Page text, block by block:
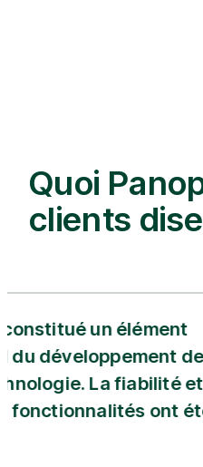
Quoi
clients
élément
de notre
fiabilité et la
ont été